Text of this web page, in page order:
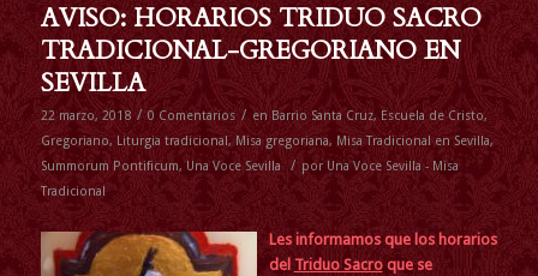
AVISO: HORARIOS TRIDUO SACRO
TRADICIONAL-GREGORIANO EN
SEVILLA
22 marzo, 2018 / 0 Comentarios / en Barrio Santa Cruz, Escuela de Cristo,
Gregoriano, Liturgia tradicional , Misa gregoriana, Misa Tradicional en Sevilla,
Summorum Pontificum,Una Voce Sevilla / por Una Voce Sevilla - Misa
Tradicional
Les informamos que los horarios
del Triduo Sacroque se